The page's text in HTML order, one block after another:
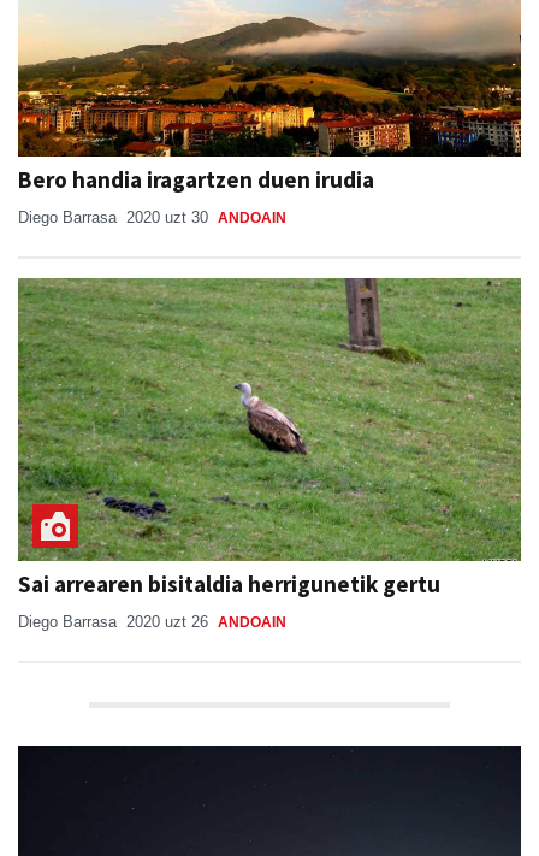
Bero handia iragartzen duen irudia
Diego Barrasa 2020 uzt 30 ANDOAIN
Sai arrearen bisitaldia herrigunetik gertu
Diego Barrasa 2020 uzt 26 ANDOAIN